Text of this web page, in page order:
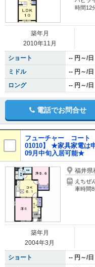
時間12
築年月
2010年11月
ショート
-- 円～/
ミドル
-- 円～/
ロング
-- 円～/
電話でお問合せ
フューチャー コート
01010】 ★家具家電は
09月中旬入居可能★
福井県
えちぜ
車時間
築年月
2004年3月
ショート
-- 円～/